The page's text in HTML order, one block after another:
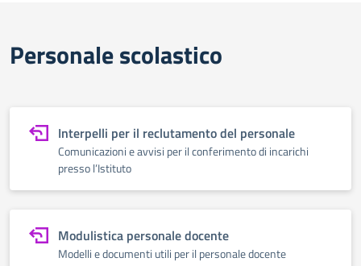
Personale scolastico
Interpelli per il reclutamento del personale
Comunicazioni e avvisi per il conferimento di incarichi
presso l’Istituto
Modulistica personale docente
Modelli e documenti utili per il personale docente